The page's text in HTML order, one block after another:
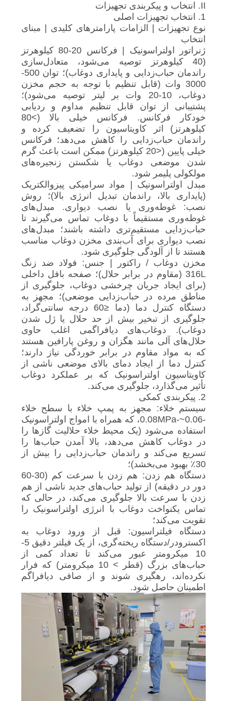
II. انتخاب و پیکربندی تجهیزات
1. انتخاب تجهیزات اصلی
نوع تجهیزات | الزامات پارامترهای کلیدی | مبنای
انتخاب
ژنراتور اولتراسونیک | فرکانس 20-80 کیلوهرتز
(40 کیلوهرتز توصیه می‌شود، متعادل‌سازی
راندمان حباب‌زدایی و پایداری دوغاب)؛ توان 500-
3000 وات (قابل تنظیم با توجه به حجم مخزن
دوغاب، 10-20 وات بر لیتر توصیه می‌شود)؛
پشتیبانی از توان قابل تنظیم مداوم و ردیابی
خودکار فرکانس. فرکانس خیلی بالا (>80
کیلوهرتز) اثر کاویتاسیون را تضعیف کرده و
راندمان حباب‌زدایی را کاهش می‌دهد؛ فرکانس
خیلی پایین (<20 کیلوهرتز) ممکن است باعث گرم
شدن موضعی دوغاب یا شکستن زنجیره‌های
مولکولی پلیمر شود.
مبدل اولتراسونیک | مواد سرامیکی پیزوالکتریک
(پایداری بالا، راندمان تبدیل انرژی بالا)؛ روش
نصب: غوطه‌وری یا نصب دیواری. مبدل‌های
غوطه‌وری مستقیماً با دوغاب تماس می‌گیرند تا
حباب‌زدایی مستقیم‌تری داشته باشند؛ مبدل‌های
نصب دیواری برای آب‌بندی مخزن دوغاب مناسب
هستند تا از آلودگی جلوگیری شود.
مخزن دوغاب / راکتور | جنس: فولاد ضد زنگ
316L (مقاوم در برابر حلال)؛ صفحه بافل داخلی
(برای ایجاد جریان چرخشی دوغاب، جلوگیری از
مناطق مرده در حباب‌زدایی موضعی)؛ مجهز به
دستگاه کنترل دما (دما ≤60 درجه سانتی‌گراد،
جلوگیری از تبخیر بیش از حد حلال یا ژل شدن
دوغاب). دوغاب‌های دیافراگمی اغلب حاوی
حلال‌های آلی مانند هگزان و روغن پارافین هستند
که به مواد مقاوم در برابر خوردگی نیاز دارند؛
کنترل دما از ایجاد دمای بالای موضعی ناشی از
کاویتاسیون اولتراسونیک که بر عملکرد دوغاب
تأثیر می‌گذارد، جلوگیری می‌کند.
2. پیکربندی کمکی
سیستم خلاء: مجهز به پمپ خلاء با سطح خلاء
-0.06~-0.08MPa، که همراه با امواج اولتراسونیک
استفاده می‌شود (یک محیط خلاء حلالیت گازها را
در دوغاب کاهش می‌دهد، بالا آمدن حباب‌ها را
تسریع می‌کند و راندمان حباب‌زدایی را بیش از
30٪ بهبود می‌بخشد)؛
دستگاه هم زدن: هم زدن با سرعت کم (30-60
دور در دقیقه) از تولید حباب‌های جدید ناشی از هم
زدن با سرعت بالا جلوگیری می‌کند، در حالی که
تماس یکنواخت دوغاب با انرژی اولتراسونیک را
تقویت می‌کند؛
دستگاه فیلتراسیون: قبل از ورود دوغاب به
اکسترودر/دستگاه ریخته‌گری، از یک فیلتر دقیق 5-
10 میکرومتر عبور می‌کند تا تعداد کمی از
حباب‌های بزرگ (قطر > 10 میکرومتر) که فرار
نکرده‌اند، رهگیری شوند و از صافی دیافراگم
اطمینان حاصل شود.